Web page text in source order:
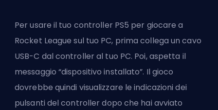
Per usare il tuo controller PS5 per giocare a
Rocket League sul tuo PC, prima collega un cavo
USB-C dal controller al tuo PC. Poi, aspetta il
messaggio “dispositivo installato”. Il gioco
dovrebbe quindi visualizzare le indicazioni dei
pulsanti del controller dopo che hai avviato